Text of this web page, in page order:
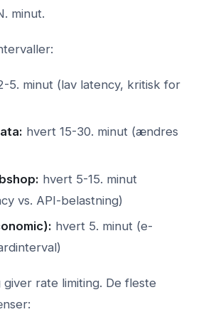
minut.
5. minut (lav latency, kritisk for
hvert 15-30. minut (ændres
hvert 5-15. minut
vs. API-belastning)
hvert 5. minut (e-
rate limiting. De fleste